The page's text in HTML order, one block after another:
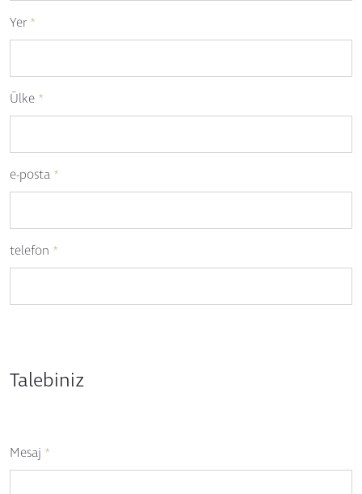
Yer *
Ülke *
e-posta *
telefon *
Talebiniz
Mesaj *